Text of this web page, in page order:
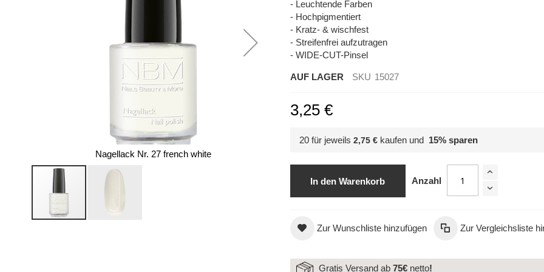
Nagellack Nr. 27 french white
- Leuchtende Farben
- Hochpigmentiert
- Kratz- & wischfest
- Streifenfrei aufzutragen
- WIDE-CUT-Pinsel
AUF LAGER SKU 15027
3,25 €
20 für jeweils 2,75 €kaufen und 15% sparen
Anzahl
In den Warenkorb
Zur Wunschliste hinzufügen Zur Vergleichsliste
Gratis Versand ab 75€netto!